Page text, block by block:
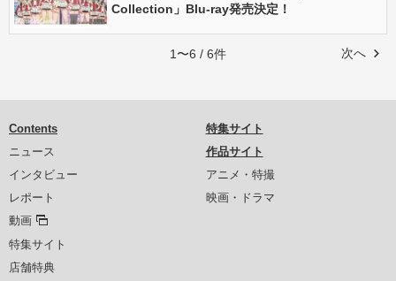
Collection」Blu-ray発売決定！
次へ
1〜6 / 6件
Contents
ニュース
インタビュー
レポート
動画
特集サイト
店舗特典
特集サイト
作品サイト
アニメ・特撮
映画・ドラマ